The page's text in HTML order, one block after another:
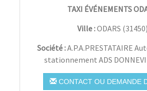
TAXI ÉVÉNEMENTS
Ville :ODARS (31450)
Société :A.P.A.PRESTATAIRE
stationnement ADS
CONTACT OU DEMANDE